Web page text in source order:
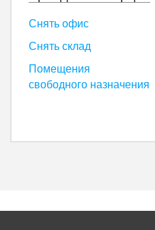
Снять офис
Снять склад
Помещения
свободного назначения